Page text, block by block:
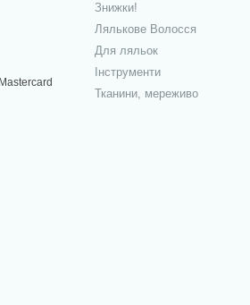
Знижки!
Лялькове Волосся
Для ляльок
Інструменти
Тканини, мереживо